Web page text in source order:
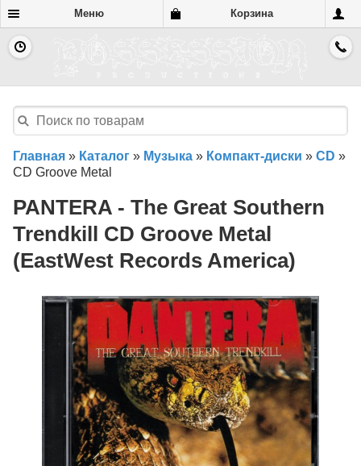
Меню Корзина
Главная » Каталог » Музыка » Компакт-диски » CD »
CD Groove Metal
PANTERA - The Great Southern
Trendkill CD Groove Metal
(EastWest Records America)